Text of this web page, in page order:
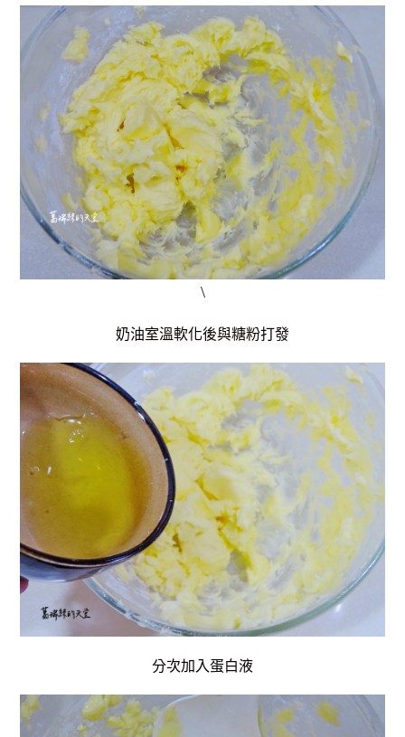
\
奶油室溫軟化後與糖粉打發
分次加入蛋白液